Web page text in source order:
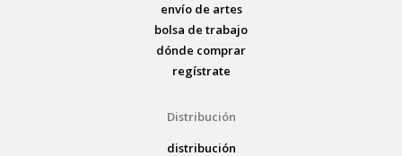
envío de artes
bolsa de trabajo
dónde comprar
regístrate
Distribución
distribución